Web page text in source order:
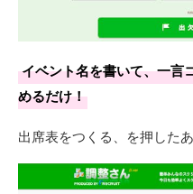
イベント名を書いて、一言
めるだけ！
出席表をつくる、を押した